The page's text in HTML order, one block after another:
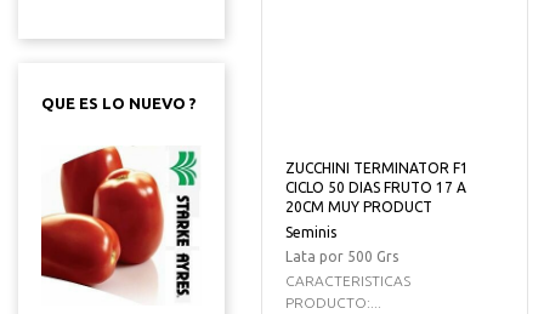
QUE ES LO NUEVO ?
ZUCCHINI TERMINATOR F1
CICLO 50 DIAS FRUTO 17 A
20CM MUY PRODUCT
Seminis
Lata por 500 Grs
CARACTERISTICAS
PRODUCTO:...